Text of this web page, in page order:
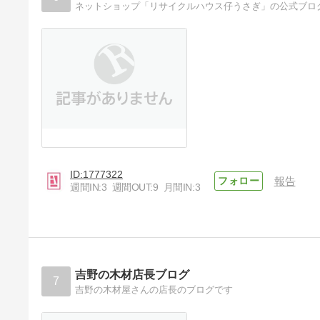
ネットショップ「リサイクルハウス仔うさぎ」の公式ブロ
1777322
週間IN:3 週間OUT:9 月間IN:3
報告
7 吉野の木材店長ブログ
吉野の木材屋さんの店長のブログです